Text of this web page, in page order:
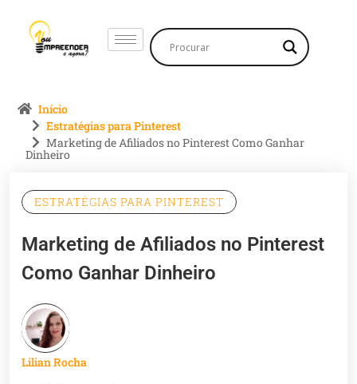
Início
Estratégias para Pinterest
Marketing de Afiliados no Pinterest Como Ganhar
Dinheiro
ESTRATÉGIAS PARA PINTEREST
Marketing de Afiliados no Pinterest
Como Ganhar Dinheiro
Lilian Rocha